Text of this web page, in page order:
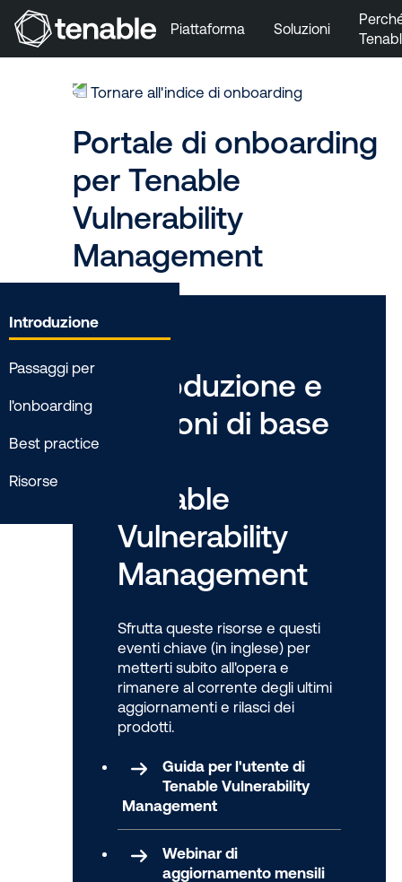
Vai a Contenuto principale
Piattaforma Soluzioni
Introduzione
Passaggi per
l'onboarding
Best practice
Risorse
Tornare all'indice di onboarding
Portale di onboarding
per Tenable
Vulnerability
Management
Introduzione e
nozioni di base
Tenable
Vulnerability
Management
Sfrutta queste risorse e questi
eventi chiave (in inglese) per
metterti subito all'opera e
rimanere al corrente degli ultimi
aggiornamenti e rilasci dei
prodotti.
Guida per l'utente di
Tenable Vulnerability
Management
Webinar di
aggiornamento mensili